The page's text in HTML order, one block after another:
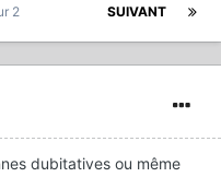
SUIVANT
2
dubitatives ou même